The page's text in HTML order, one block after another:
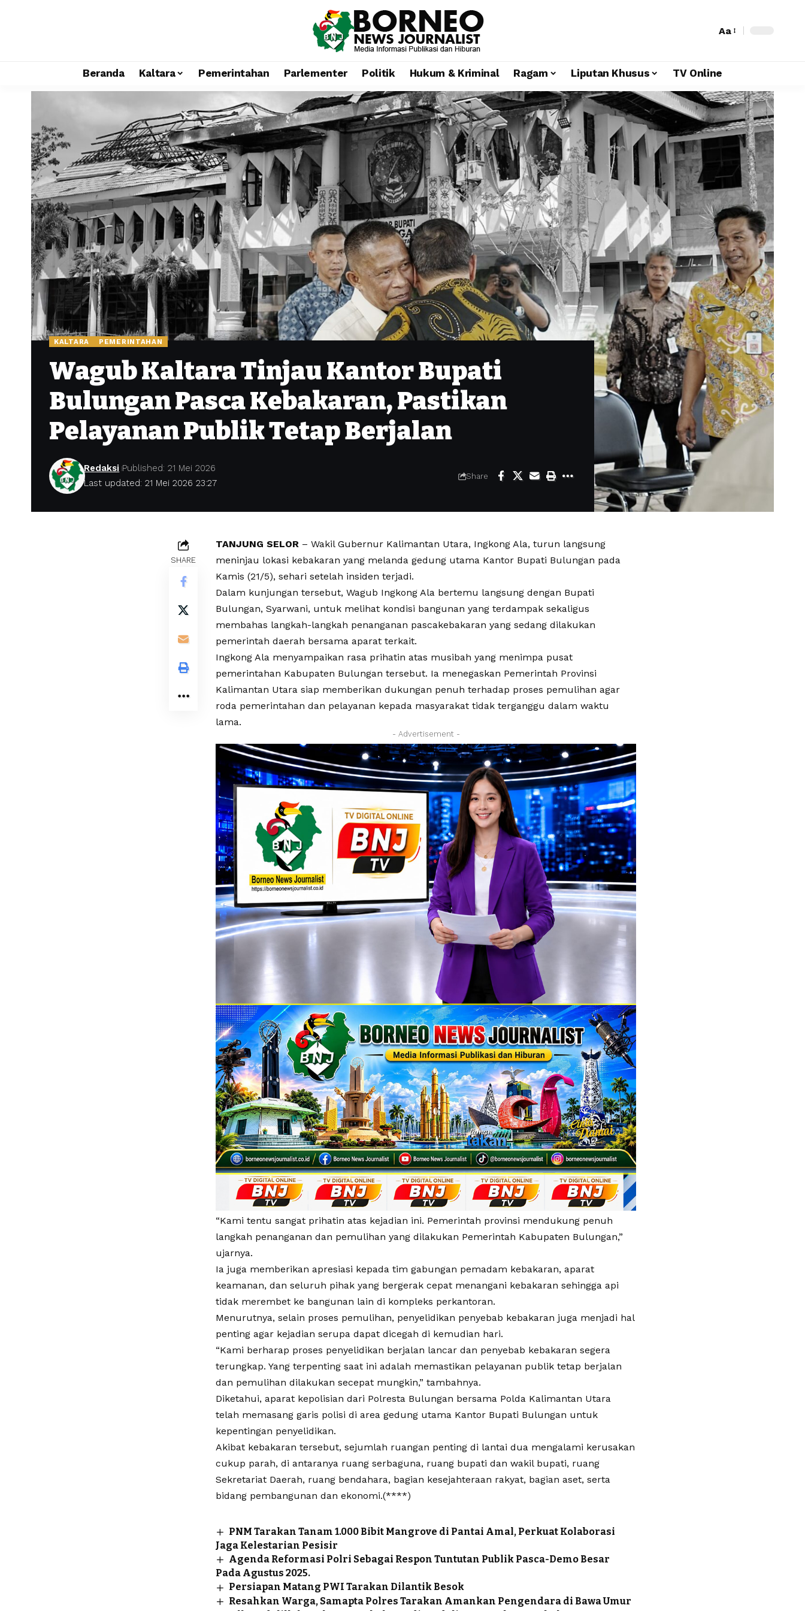
Aa
Beranda Kaltara Pemerintahan Parlementer Politik Hukum & Kriminal Ragam Liputan Khusus TV Online
KALTARA PEMERINTAHAN
Wagub Kaltara Tinjau Kantor Bupati
Bulungan Pasca Kebakaran, Pastikan
Pelayanan Publik Tetap Berjalan
Last updated: 21 Mei 2026 23:27
Redaksi Published: 21 Mei 2026
Share
SHARE
TANJUNG SELOR – Wakil Gubernur Kalimantan Utara, Ingkong Ala, turun langsung
meninjau lokasi kebakaran yang melanda gedung utama Kantor Bupati Bulungan pada
Kamis (21/5), sehari setelah insiden terjadi.
Dalam kunjungan tersebut, Wagub Ingkong Ala bertemu langsung dengan Bupati
Bulungan, Syarwani, untuk melihat kondisi bangunan yang terdampak sekaligus
membahas langkah-langkah penanganan pascakebakaran yang sedang dilakukan
pemerintah daerah bersama aparat terkait.
Ingkong Ala menyampaikan rasa prihatin atas musibah yang menimpa pusat
pemerintahan Kabupaten Bulungan tersebut. Ia menegaskan Pemerintah Provinsi
Kalimantan Utara siap memberikan dukungan penuh terhadap proses pemulihan agar
roda pemerintahan dan pelayanan kepada masyarakat tidak terganggu dalam waktu
lama.
- Advertisement -
“Kami tentu sangat prihatin atas kejadian ini. Pemerintah provinsi mendukung penuh
langkah penanganan dan pemulihan yang dilakukan Pemerintah Kabupaten Bulungan,”
ujarnya.
Ia juga memberikan apresiasi kepada tim gabungan pemadam kebakaran, aparat
keamanan, dan seluruh pihak yang bergerak cepat menangani kebakaran sehingga api
tidak merembet ke bangunan lain di kompleks perkantoran.
Menurutnya, selain proses pemulihan, penyelidikan penyebab kebakaran juga menjadi hal
penting agar kejadian serupa dapat dicegah di kemudian hari.
“Kami berharap proses penyelidikan berjalan lancar dan penyebab kebakaran segera
terungkap. Yang terpenting saat ini adalah memastikan pelayanan publik tetap berjalan
dan pemulihan dilakukan secepat mungkin,” tambahnya.
Diketahui, aparat kepolisian dari Polresta Bulungan bersama Polda Kalimantan Utara
telah memasang garis polisi di area gedung utama Kantor Bupati Bulungan untuk
kepentingan penyelidikan.
Akibat kebakaran tersebut, sejumlah ruangan penting di lantai dua mengalami kerusakan
cukup parah, di antaranya ruang serbaguna, ruang bupati dan wakil bupati, ruang
Sekretariat Daerah, ruang bendahara, bagian kesejahteraan rakyat, bagian aset, serta
bidang pembangunan dan ekonomi.(****)
PNM Tarakan Tanam 1.000 Bibit Mangrove di Pantai Amal, Perkuat Kolaborasi
Jaga Kelestarian Pesisir
Agenda Reformasi Polri Sebagai Respon Tuntutan Publik Pasca-Demo Besar
Pada Agustus 2025.
Persiapan Matang ‎PWI Tarakan Dilantik Besok
Resahkan Warga, Samapta Polres Tarakan Amankan Pengendara di Bawa Umur